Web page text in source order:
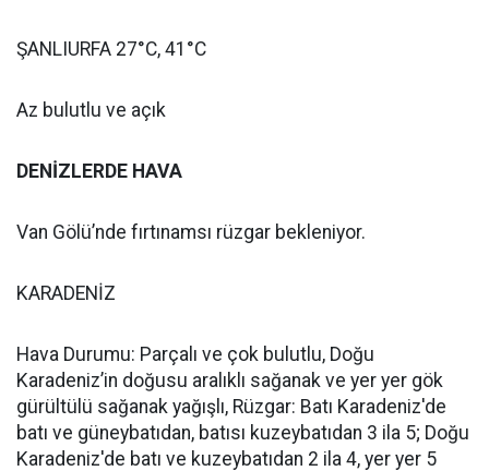
ŞANLIURFA 27°C, 41°C
Az bulutlu ve açık
DENİZLERDE HAVA
Van Gölü’nde fırtınamsı rüzgar bekleniyor.
KARADENİZ
Hava Durumu: Parçalı ve çok bulutlu, Doğu
Karadeniz’in doğusu aralıklı sağanak ve yer yer gök
gürültülü sağanak yağışlı, Rüzgar: Batı Karadeniz'de
batı ve güneybatıdan, batısı kuzeybatıdan 3 ila 5; Doğu
Karadeniz'de batı ve kuzeybatıdan 2 ila 4, yer yer 5